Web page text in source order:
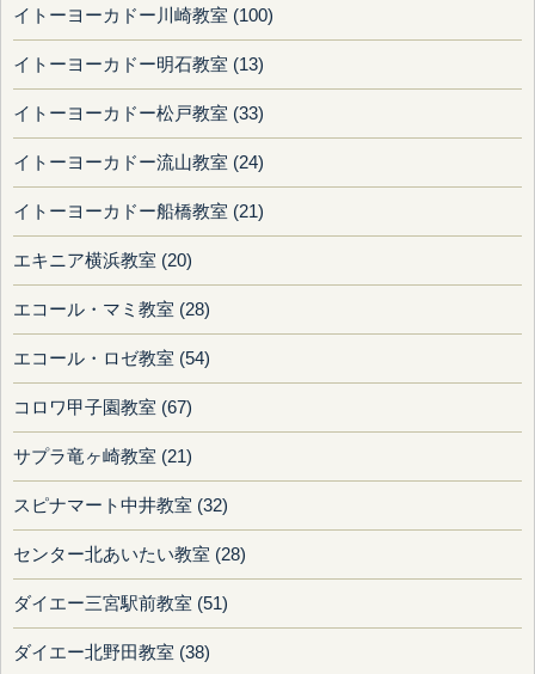
イトーヨーカドー川崎教室 (100)
イトーヨーカドー明石教室 (13)
イトーヨーカドー松戸教室 (33)
イトーヨーカドー流山教室 (24)
イトーヨーカドー船橋教室 (21)
エキニア横浜教室 (20)
エコール・マミ教室 (28)
エコール・ロゼ教室 (54)
コロワ甲子園教室 (67)
サプラ竜ヶ崎教室 (21)
スピナマート中井教室 (32)
センター北あいたい教室 (28)
ダイエー三宮駅前教室 (51)
ダイエー北野田教室 (38)